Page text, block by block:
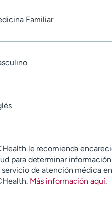
Familiar
le recomienda
para determinar
servicio de atención médica
Más información aquí.